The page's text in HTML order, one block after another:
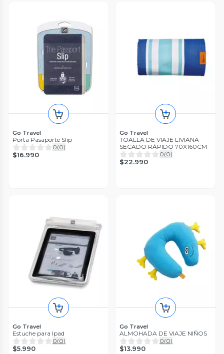
Go Travel
Porta Pasaporte Slip
0(0)
$16.990
Go Travel
TOALLA DE VIAJE LIVIANA
SECADO RÁPIDO 70X160CM
0(0)
$22.990
Go Travel
Estuche para Ipad
0(0)
$5.990
Go Travel
ALMOHADA DE VIAJE NIÑOS
0(0)
$13.990